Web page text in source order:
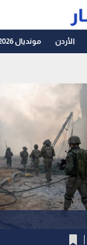
الأردن مونديال 2026